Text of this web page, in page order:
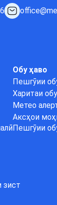
Обу ҳаво
Пешгӯии
Харитаи
Метео
Аксҳои
Пешгӯии
зист